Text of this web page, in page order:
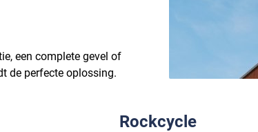
een complete gevel of
de perfecte oplossing.
Rockcycle